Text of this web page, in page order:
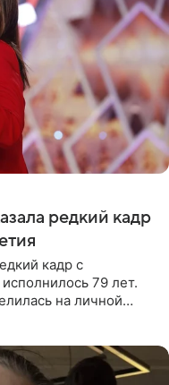
редкий кадр
кадр с
79 лет.
на личной